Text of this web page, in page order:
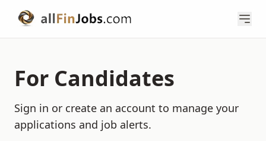
For Candidates
Sign in or create an account to manage your
applications and job alerts.